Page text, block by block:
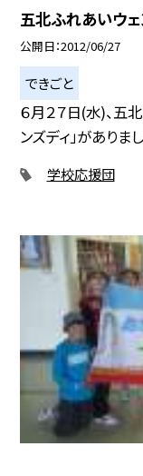
五北ふれあいウェ
公開日 2012/06/27
できごと
６月２７日(水)、五
ンズディ」がありま
学校応援団